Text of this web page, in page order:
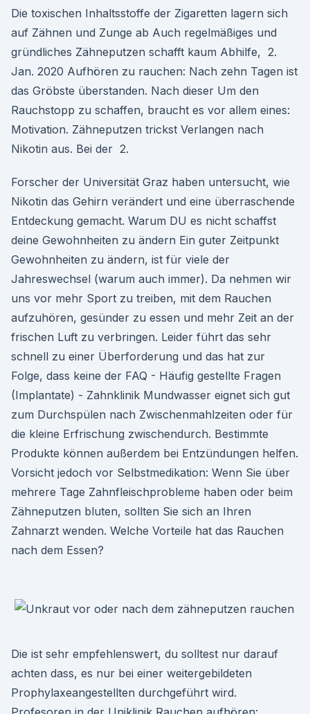
Die toxischen Inhaltsstoffe der Zigaretten lagern sich
auf Zähnen und Zunge ab Auch regelmäßiges und
gründliches Zähneputzen schafft kaum Abhilfe, 2.
Jan. 2020 Aufhören zu rauchen: Nach zehn Tagen ist
das Gröbste überstanden. Nach dieser Um den
Rauchstopp zu schaffen, braucht es vor allem eines:
Motivation. Zähneputzen trickst Verlangen nach
Nikotin aus. Bei der 2.
Forscher der Universität Graz haben untersucht, wie
Nikotin das Gehirn verändert und eine überraschende
Entdeckung gemacht. Warum DU es nicht schaffst
deine Gewohnheiten zu ändern Ein guter Zeitpunkt
Gewohnheiten zu ändern, ist für viele der
Jahreswechsel (warum auch immer). Da nehmen wir
uns vor mehr Sport zu treiben, mit dem Rauchen
aufzuhören, gesünder zu essen und mehr Zeit an der
frischen Luft zu verbringen. Leider führt das sehr
schnell zu einer Überforderung und das hat zur
Folge, dass keine der FAQ - Häufig gestellte Fragen
(Implantate) - Zahnklinik Mundwasser eignet sich gut
zum Durchspülen nach Zwischenmahlzeiten oder für
die kleine Erfrischung zwischendurch. Bestimmte
Produkte können außerdem bei Entzündungen helfen.
Vorsicht jedoch vor Selbstmedikation: Wenn Sie über
mehrere Tage Zahnfleischprobleme haben oder beim
Zähneputzen bluten, sollten Sie sich an Ihren
Zahnarzt wenden. Welche Vorteile hat das Rauchen
nach dem Essen?
Die ist sehr empfehlenswert, du solltest nur darauf
achten dass, es nur bei einer weitergebildeten
Prophylaxeangestellten durchgeführt wird.